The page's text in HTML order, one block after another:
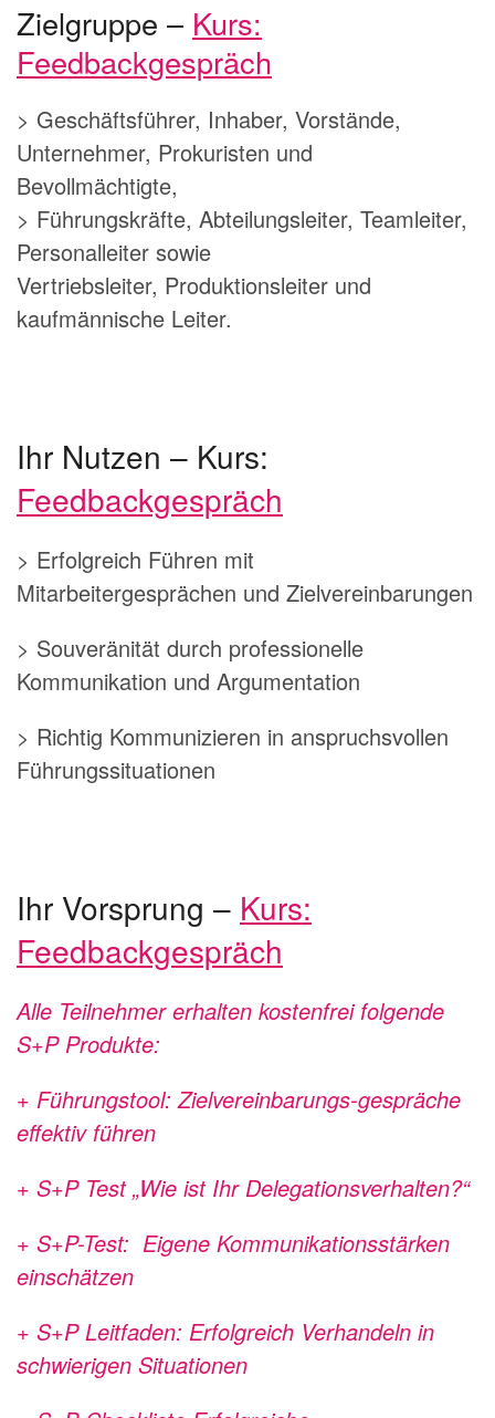
Zielgruppe – Kurs:
Feedbackgespräch
> Geschäftsführer, Inhaber, Vorstände,
Unternehmer, Prokuristen und
Bevollmächtigte,
> Führungskräfte, Abteilungsleiter, Teamleiter,
Personalleiter sowie
Vertriebsleiter, Produktionsleiter und
kaufmännische Leiter.
Ihr Nutzen – Kurs:
Feedbackgespräch
> Erfolgreich Führen mit
Mitarbeitergesprächen und Zielvereinbarungen
> Souveränität durch professionelle
Kommunikation und Argumentation
> Richtig Kommunizieren in anspruchsvollen
Führungssituationen
Ihr Vorsprung – Kurs:
Feedbackgespräch
Alle Teilnehmer erhalten kostenfrei folgende
S+P Produkte:
+ Führungstool: Zielvereinbarungs-gespräche
effektiv führen
+ S+P Test „Wie ist Ihr Delegationsverhalten?“
+ S+P-Test: Eigene Kommunikationsstärken
einschätzen
+ S+P Leitfaden: Erfolgreich Verhandeln in
schwierigen Situationen